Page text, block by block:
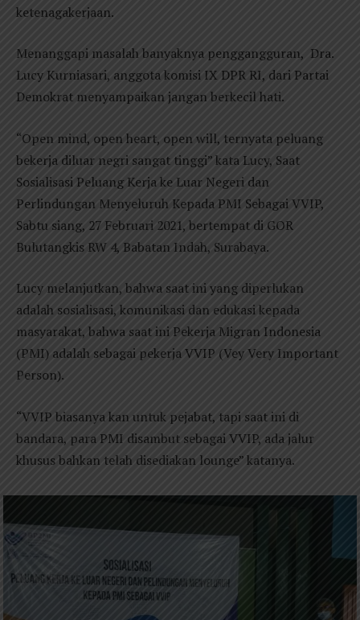
ketenagakerjaan.
Menanggapi masalah banyaknya penggangguran, Dra.
Lucy Kurniasari, anggota komisi IX DPR RI, dari Partai
Demokrat menyampaikan jangan berkecil hati.
“Open mind, open heart, open will, ternyata peluang
bekerja diluar negri sangat tinggi” kata Lucy, Saat
Sosialisasi Peluang Kerja ke Luar Negeri dan
Perlindungan Menyeluruh Kepada PMI Sebagai VVIP,
Sabtu siang, 27 Februari 2021, bertempat di GOR
Bulutangkis RW 4, Babatan Indah, Surabaya.
Lucy melanjutkan, bahwa saat ini yang diperlukan
adalah sosialisasi, komunikasi dan edukasi kepada
masyarakat, bahwa saat ini Pekerja Migran Indonesia
(PMI) adalah sebagai pekerja VVIP (Vey Very Important
Person).
“VVIP biasanya kan untuk pejabat, tapi saat ini di
bandara, para PMI disambut sebagai VVIP, ada jalur
khusus bahkan telah disediakan lounge” katanya.